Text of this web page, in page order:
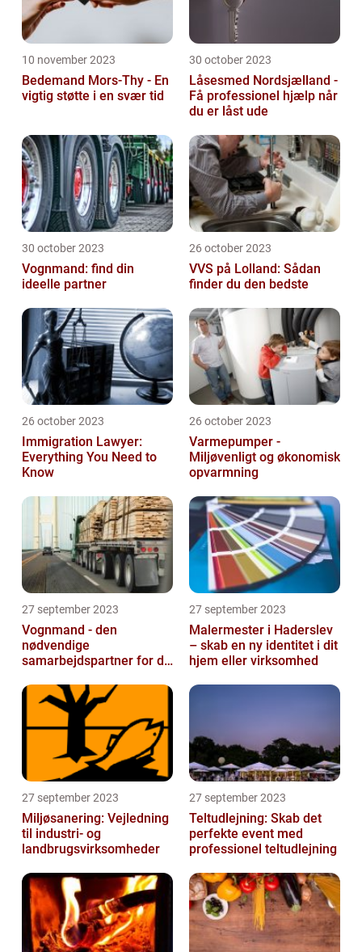
10 november 2023
Bedemand Mors-Thy - En
vigtig støtte i en svær tid
30 october 2023
Låsesmed Nordsjælland -
Få professionel hjælp når
du er låst ude
30 october 2023
Vognmand: find din
ideelle partner
26 october 2023
VVS på Lolland: Sådan
finder du den bedste
26 october 2023
Immigration Lawyer:
Everything You Need to
Know
26 october 2023
Varmepumper -
Miljøvenligt og økonomisk
opvarmning
27 september 2023
Vognmand - den
nødvendige
samarbejdspartner for dit
27 september 2023
Malermester i Haderslev
– skab en ny identitet i dit
hjem eller virksomhed
27 september 2023
Miljøsanering: Vejledning
til industri- og
landbrugsvirksomheder
27 september 2023
Teltudlejning: Skab det
perfekte event med
professionel teltudlejning